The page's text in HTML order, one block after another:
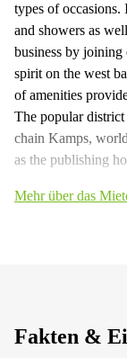
types of occasions.
and showers as
business by joining
spirit on the west
of amenities
The popular district
chain Kamps,
as the publishing
Mehr über das
Fakten &